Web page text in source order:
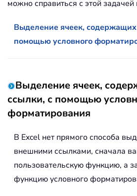
можно справиться с этой задачей
Выделение ячеек,
помощью условного
Выделение ячеек,
ссылки, с помощью
форматирования
В Excel нет прямого способа
внешними ссылками, сначала
пользовательскую функцию, а
функцию условного